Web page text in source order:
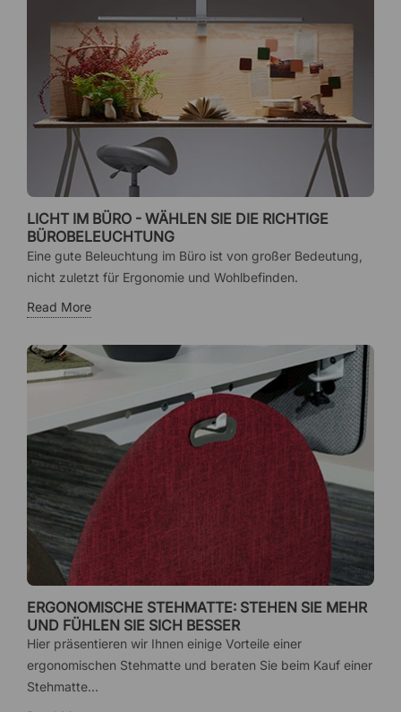
LICHT IM BÜRO - WÄHLEN SIE DIE RICHTIGE
BÜROBELEUCHTUNG
Eine gute Beleuchtung im Büro ist von großer Bedeutung,
nicht zuletzt für Ergonomie und Wohlbefinden.
Read More
ERGONOMISCHE STEHMATTE: STEHEN SIE MEHR
UND FÜHLEN SIE SICH BESSER
Hier präsentieren wir Ihnen einige Vorteile einer
ergonomischen Stehmatte und beraten Sie beim Kauf einer
Stehmatte...